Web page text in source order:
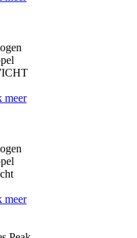
meer
meer